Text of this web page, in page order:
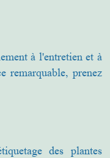
à l'entretien et à
remarquable, prenez
des plantes